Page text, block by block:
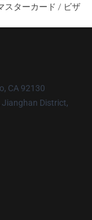
スターカード / ビザ
CA 92130
District,